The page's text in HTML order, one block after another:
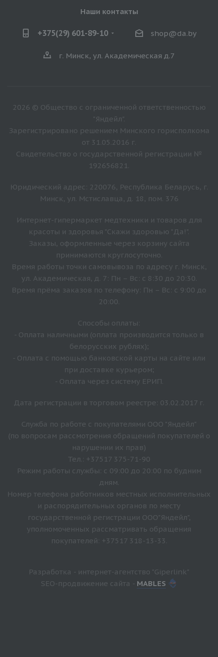
Наши контакты
+375(29) 601-89-10 shop@da.by
г. Минск, ул. Академическая д.7
2026 © Общество с ограниченной ответственностью
"Яндейл".
Зарегистрировано решением Минского горисполкома
от 31.05.2016 г.
Свидетельство о государственной регистрации №
192656821.
Юридический адрес: 220076, Республика Беларусь, г.
Минск, ул. Мстиславца, д. 18, пом. 376
Интернет-гипермаркет медтехники и товаров для
красоты и здоровья "Скажи здоровью "Да!".
Заказы, оформленные через корзину сайта
принимаются круглосуточно.
Время работы точки самовывоза по адресу г. Минск,
ул. Академическая, д. 7: Пн – Вс: с 8:30 до 20:30.
Время прёма заказов по телефону: Пн – Вс: с 9:00 до
20:00.
Способы оплаты:
- Оплата наличными (оплата производится только в
белорусских рублях);
- Оплата с помощью банковской карты на сайте или
при доставке курьером;
- Оплата через систему ЕРИП.
Дата регистрации в торговом реестре: 03.02.2017 г.
Служба по работе с покупателями ООО "Яндейл"
(по вопросам рассмотрения обращений покупателей о
нарушении их прав)
Тел.: +37517 375-71-90
Режим работы службы: с 09:00 до 20:00 по будним
дням.
Номер телефона работников местных исполнительных
и распорядительных органов по месту
государственной регистрации ООО"Яндейл",
уполномоченных рассматривать обращения
покупателей: +37517 318-13-33.
Разработка - интернет-агентство "Giperlink"
SEO-продвижение сайта - MABLES